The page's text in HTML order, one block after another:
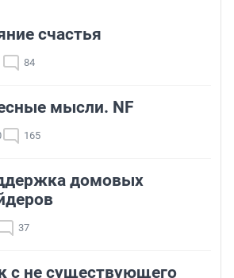
счастья
84
мысли. NF
165
домовых
37
с не существующего